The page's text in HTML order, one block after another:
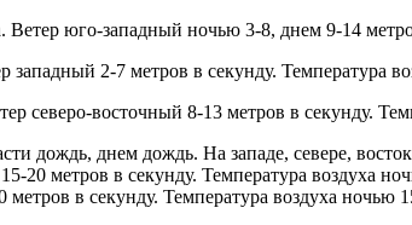
юго-западный ночью 3-8, днем 9-14
западный 2-7 метров в секунду. Температура
северо-восточный 8-13 метров в секунду.
дождь, днем дождь. На западе, севере,
20 метров в секунду. Температура воздуха
в секунду. Температура воздуха ночью